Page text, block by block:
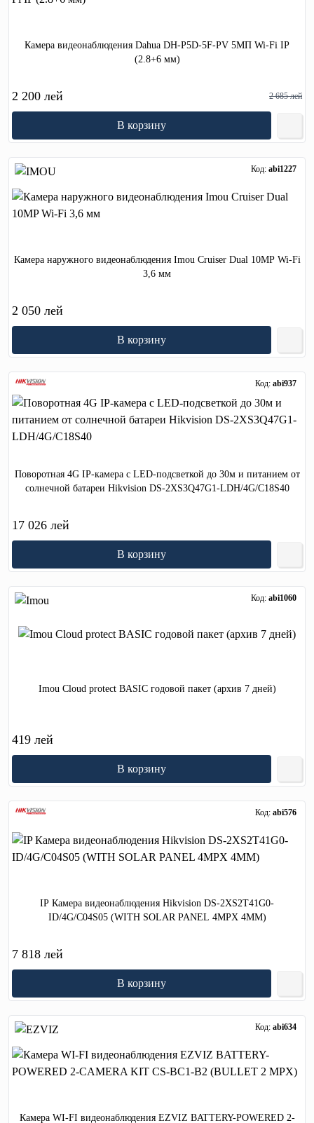
Камера видеонаблюдения Dahua DH-P5D-5F-PV 5МП Wi-Fi IP
(2.8+6 мм)
2 200 лей 2 685 лей
В корзину
Код: abi1227
Камера наружного видеонаблюдения Imou Cruiser Dual 10MP Wi-Fi
3,6 мм
2 050 лей
В корзину
Код: abi937
Поворотная 4G IP-камера с LED-подсветкой до 30м и питанием от
солнечной батареи Hikvision DS-2XS3Q47G1-LDH/4G/C18S40
17 026 лей
В корзину
Код: abi1060
Imou Cloud protect BASIC годовой пакет (архив 7 дней)
419 лей
В корзину
Код: abi576
IP Камера видеонаблюдения Hikvision DS-2XS2T41G0-
ID/4G/C04S05 (WITH SOLAR PANEL 4MPX 4MM)
7 818 лей
В корзину
Код: abi634
Камера WI-FI видеонаблюдения EZVIZ BATTERY-POWERED 2-